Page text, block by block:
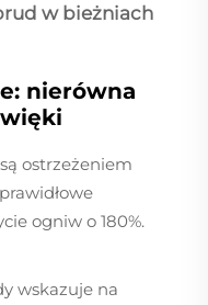
w bieżniach
nierówna
ostrzeżeniem
ogniw o 180%.
wskazuje na